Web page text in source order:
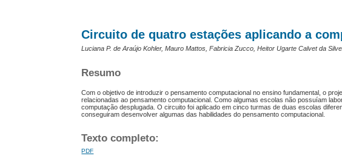
Circuito de quatro estações aplicando a
Luciana P. de Araújo Kohler, Mauro Mattos, Fabricia Zucco, Heitor Ugarte Calvet da
Resumo
Com o objetivo de introduzir o pensamento computacional no ensino fundamental, o
relacionadas ao pensamento computacional. Como algumas escolas não possuíam
computação desplugada. O circuito foi aplicado em cinco turmas de duas escolas
conseguiram desenvolver algumas das habilidades do pensamento computacional.
Texto completo:
PDF